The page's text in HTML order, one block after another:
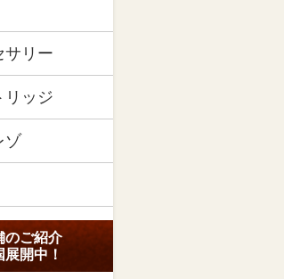
サリー
リッジ
ゾ
のご紹介
展開中！